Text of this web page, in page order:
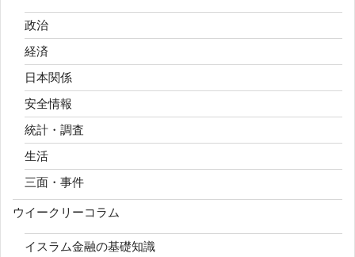
政治
経済
日本関係
安全情報
統計・調査
生活
三面・事件
ウイークリーコラム
イスラム金融の基礎知識